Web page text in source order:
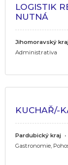
LOGISTIK
NUTNÁ
Jihomoravský
Administrativa
KUCHAŘ/-
Pardubický kraj •
Gastronomie,